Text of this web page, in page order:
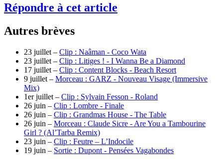
Répondre à cet article
Autres brèves
23 juillet – Clip : Naâman - Coco Wata
23 juillet – Clip : Litiges ! - I Wanna Be a Diamond
17 juillet – Clip : Content Blocks - Beach Resort
9 juillet – Morceau : GARZ - Nouveau Visage (Immersive
Mix)
1er juillet – Clip : Sylvain Fesson - Roland
26 juin – Clip : Lombre - Finale
26 juin – Clip : Grandmas House - The Table
26 juin – Morceau : Claude Sicre - Are You a Tambourine
Girl ? (Al’Tarba Remix)
23 juin – Clip : Feutre – L’Indocile
19 juin – Sortie : Dupont - Pensées Vagabondes